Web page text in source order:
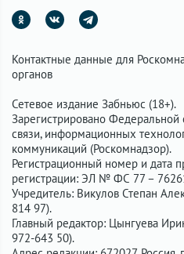
Контактные данные для
органов
Сетевое издание Забньюс (18+).
Зарегистрировано
связи, информационных
коммуникаций (Роскомнадзор).
Регистрационный номер и дата
регистрации: ЭЛ № ФС 77 –
Учредитель: Викулов Степан
814 97).
Главный редактор: Цынгуева
972-643 50).